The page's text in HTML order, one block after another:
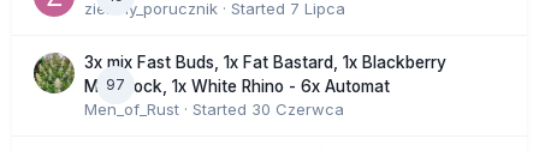
zielony_porucznik · Started 7 Lipca
97
3x mix Fast Buds, 1x Fat Bastard, 1x Blackberry
Moonrock, 1x White Rhino - 6x Automat
Men_of_Rust · Started 30 Czerwca